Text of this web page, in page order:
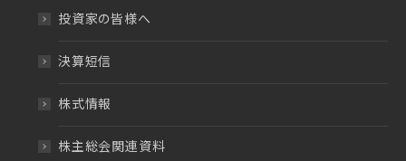
投資家の皆様へ
決算短信
株式情報
株主総会関連資料